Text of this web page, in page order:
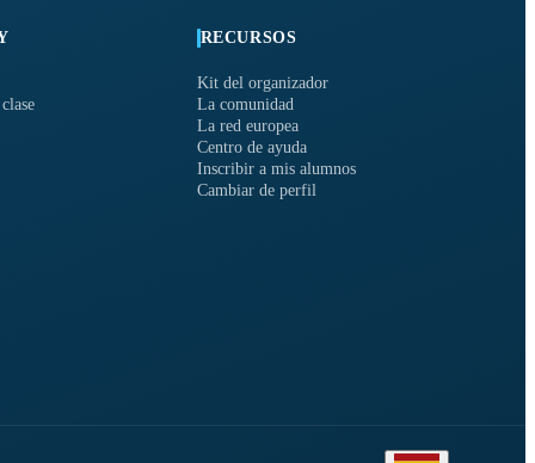
RECURSOS
Kit del organizador
La comunidad
La red europea
Centro de ayuda
Inscribir a mis alumnos
Cambiar de perfil